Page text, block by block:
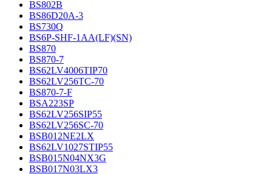
BS802B
BS86D20A-3
BS730Q
BS6P-SHF-1AA(LF)(SN)
BS870
BS870-7
BS62LV4006TIP70
BS62LV256TC-70
BS870-7-F
BSA223SP
BS62LV256SIP55
BS62LV256SC-70
BSB012NE2LX
BS62LV1027STIP55
BSB015N04NX3G
BSB017N03LX3